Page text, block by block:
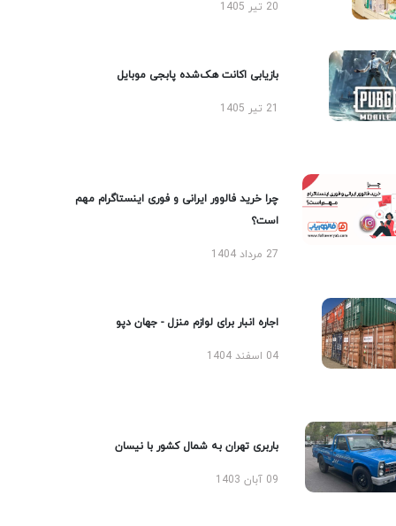
20 تیر 1405
بازیابی اکانت هک‌شده پابجی موبایل
چرا خرید فالوور ایرانی و فوری اینستاگرام مهم
است؟
27 مرداد 1404
اجاره انبار برای لوازم منزل - جهان دپو
04 اسفند 1404
باربری تهران به شمال کشور با نیسان
09 آبان 1403